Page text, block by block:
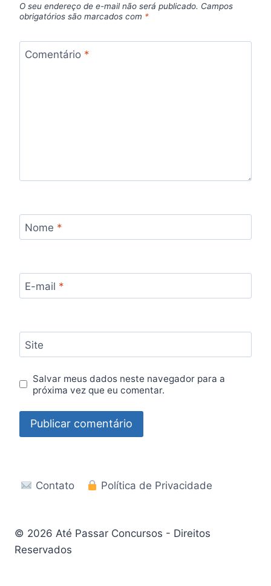
O seu endereço de e-mail não será publicado. Campos
obrigatórios são marcados com *
Comentário *
Nome *
E-mail *
Site
Salvar meus dados neste navegador para a
próxima vez que eu comentar.
Contato Política de Privacidade
© 2026 Até Passar Concursos - Direitos
Reservados